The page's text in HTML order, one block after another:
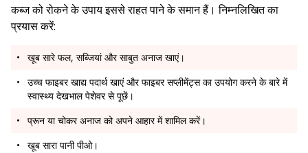
कब्ज को रोकने के उपाय इससे राहत पाने के समान हैं। निम्नलिखित का
प्रयास करें:
खूब सारे फल, सब्जियां और साबुत अनाज खाएं।
उच्च फाइबर खाद्य पदार्थ खाएं और फाइबर सप्लीमेंट्स का उपयोग करने के बारे में
स्वास्थ्य देखभाल पेशेवर से पूछें।
प्रून या चोकर अनाज को अपने आहार में शामिल करें।
खूब सारा पानी पीओ।